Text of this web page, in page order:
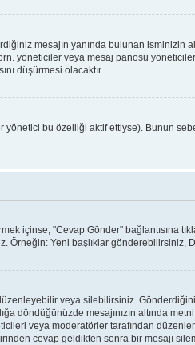
mesajın yanında bulunan isminizin
yöneticiler veya mesaj panosu
düşürmesi olacaktır.
bu özelliği aktif ettiyse). Bunun
içinse, "Cevap Gönder" bağlantısına
Örneğin: Yeni başlıklar gönderebilirsiniz,
veya silebilirsiniz.
döndüğünüzde mesajınızın altında
veya moderatörler tarafından
cevap geldikten sonra bir mesajı